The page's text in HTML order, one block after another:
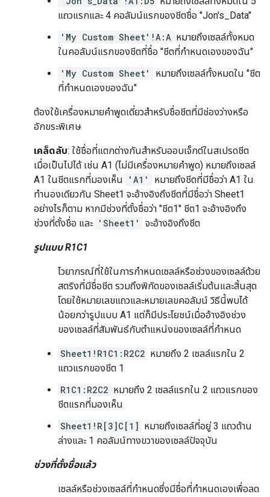
แถวแรกและ 4 คอลัมน์แรกของชีตชื่อ "Jon's_Data"
'My Custom Sheet'!A:A หมายถึงเซลล์ทั้งหมด
ในคอลัมน์แรกของชีตที่ชื่อ "ชีตที่กำหนดเองของฉัน"
'My Custom Sheet'
หมายถึงเซลล์ทั้งหมดใน "ชีต
ที่กำหนดเองของฉัน"
ต้องใช้เครื่องหมายคำพูดเดี่ยวสำหรับชื่อชีตที่มีช่องว่างหรือ
อักขระพิเศษ
เคล็ดลับ: ใช้ชื่อที่แตกต่างกันสำหรับออบเจ็กต์ในสเปรดชีต
เมื่อเป็นไปได้ เช่น A1 (ไม่มีเครื่องหมายคำพูด) หมายถึงเซลล์
A1 ในชีตแรกที่มองเห็น
'A1'
หมายถึงชีตที่มีชื่อว่า A1 ใน
ทำนองเดียวกัน Sheet1 จะอ้างอิงถึงชีตที่มีชื่อว่า Sheet1
อย่างไรก็ตาม หากมีช่วงที่ตั้งชื่อว่า "ชีต1" ชีต1 จะอ้างอิงถึง
ช่วงที่ตั้งชื่อ และ 'Sheet1' จะอ้างอิงถึงชีต
รูปแบบ R1C1
ไวยากรณ์ที่ใช้ในการกำหนดเซลล์หรือช่วงของเซลล์ด้วย
สตริงที่มีชื่อชีต รวมถึงพิกัดของเซลล์เริ่มต้นและสิ้นสุด
โดยใช้หมายเลขแถวและหมายเลขคอลัมน์ วิธีนี้พบได้
น้อยกว่ารูปแบบ A1 แต่ก็มีประโยชน์เมื่ออ้างอิงช่วง
ของเซลล์ที่สัมพันธ์กับตำแหน่งของเซลล์ที่กำหนด
Sheet1!R1C1:R2C2 หมายถึง 2 เซลล์แรกใน 2
แถวแรกของชีต 1
R1C1:R2C2 หมายถึง 2 เซลล์แรกใน 2 แถวแรกของ
ชีตแรกที่มองเห็น
Sheet1!R[3]C[1] หมายถึงเซลล์ที่อยู่ 3 แถวด้าน
ล่างและ 1 คอลัมน์ทางขวาของเซลล์ปัจจุบัน
ช่วงที่ตั้งชื่อแล้ว
เซลล์หรือช่วงเซลล์ที่กำหนดซึ่งมีชื่อที่กำหนดเองเพื่อลด